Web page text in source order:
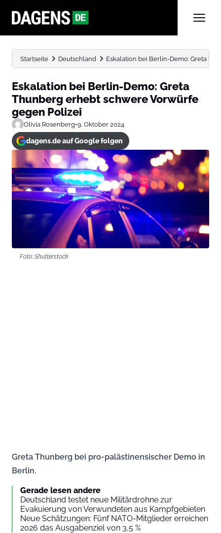
Startseite Deutschland Eskalation bei Berlin-Demo: Greta
Eskalation bei Berlin-Demo: Greta
Thunberg erhebt schwere Vorwürfe
gegen Polizei
Olivia Rosenberg•9. Oktober 2024
dagens.de auf Google folgen
Foto: Shutterstock
Greta Thunberg bei pro-palästinensischer Demo in
Berlin.
Gerade lesen andere
Deutschland testet neue Militärdrohne zur
Evakuierung von Verwundeten aus Kampfgebieten
Neue Schätzungen: Fünf NATO-Mitglieder erreichen
2026 das Ausgabenziel von 3,5 %